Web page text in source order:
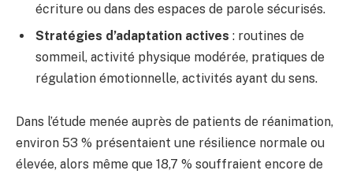
écriture ou dans des espaces de parole sécurisés.
Stratégies d’adaptation actives : routines de
sommeil, activité physique modérée, pratiques de
régulation émotionnelle, activités ayant du sens.
Dans l’étude menée auprès de patients de réanimation,
environ 53 % présentaient une résilience normale ou
élevée, alors même que 18,7 % souffraient encore de